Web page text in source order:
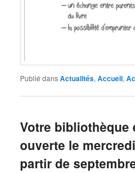
Publié dansActualités,Accueil,
Votre bibliothèque
ouverte le
partir de